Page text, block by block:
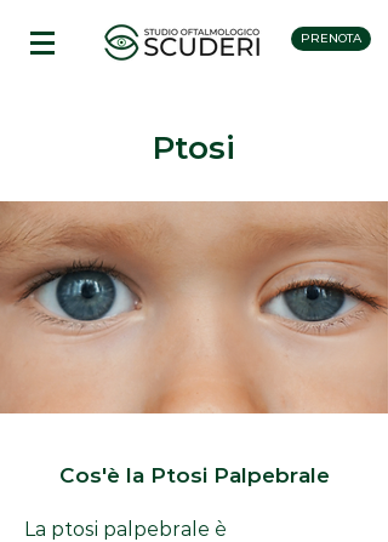
PRENOTA
Ptosi
Cos'è la Ptosi Palpebrale
La ptosi palpebrale è